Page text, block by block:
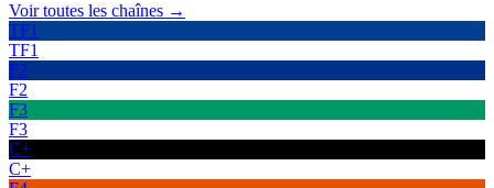
Voir toutes les chaînes →
TF1
TF1
F2
F2
F3
F3
C+
C+